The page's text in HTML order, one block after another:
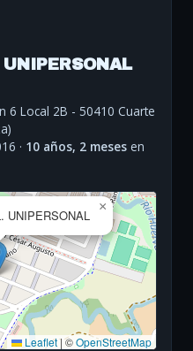
6 Local 2B - 50410 Cuarte
· 10 años, 2 meses en
UNIPERSONAL
×
Leaflet|©OpenStreetMap